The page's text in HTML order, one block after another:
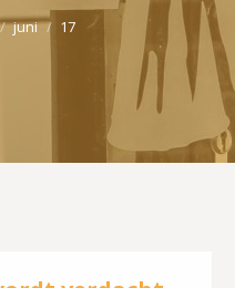
juni 17